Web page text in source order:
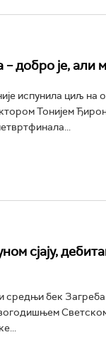
– добро је, али
испунила циљ
Тонијем
сјају,
средњи бек